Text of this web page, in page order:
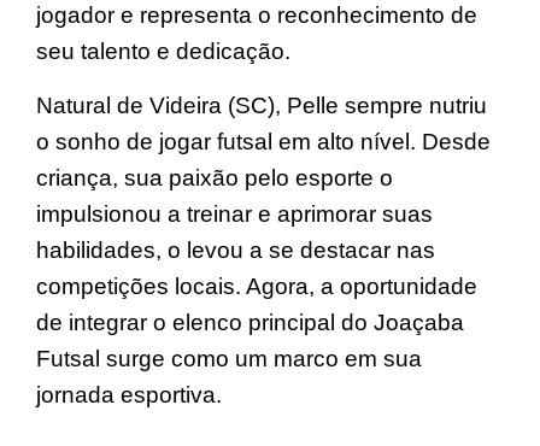
jogador e representa o reconhecimento de
seu talento e dedicação.
Natural de Videira (SC), Pelle sempre nutriu
o sonho de jogar futsal em alto nível. Desde
criança, sua paixão pelo esporte o
impulsionou a treinar e aprimorar suas
habilidades, o levou a se destacar nas
competições locais. Agora, a oportunidade
de integrar o elenco principal do Joaçaba
Futsal surge como um marco em sua
jornada esportiva.